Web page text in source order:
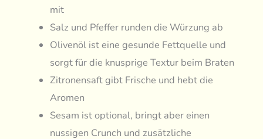
mit
Salz und Pfeffer runden die Würzung ab
Olivenöl ist eine gesunde Fettquelle und
sorgt für die knusprige Textur beim Braten
Zitronensaft gibt Frische und hebt die
Aromen
Sesam ist optional, bringt aber einen
nussigen Crunch und zusätzliche